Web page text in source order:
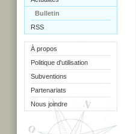
Bulletin
RSS
À propos
Politique d'utilisation
Subventions
Partenariats
Nous joindre